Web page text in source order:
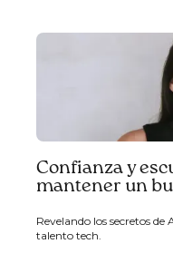
Confianza y
mantener un
Revelando los secretos
talento tech.